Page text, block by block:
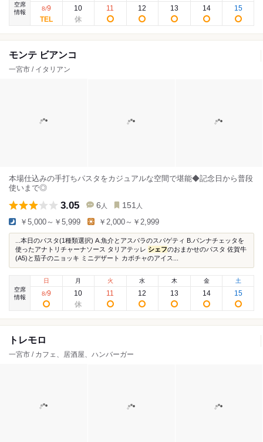
空席
情報
8/9 10 11 12 13 14 15
モンテ ビアンコ
一宮市 / イタリアン
本場仕込みの手打ちパスタをカジュアルな空間で堪能◆記念日から普段
使いまで◎
3.05 6 人 151 人
￥5,000～￥5,999 ￥2,000～￥2,999
...本日のパスタ(1種類選択) A.魚介とアスパラのスパゲティ B.パンナチェッタを
使ったアナトリチャーナソース タリアテッレ シェフのおまかせのパスタ 佐賀牛
(A5)と茄子のニョッキ ミニデザート カボチャのアイス...
空席
情報
日
8/9
月
10
火
11
水
12
木
13
金
14
土
15
トレモロ
一宮市 / カフェ、居酒屋、ハンバーガー